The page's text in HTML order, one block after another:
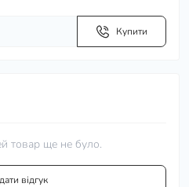
Купити
товар ще не було.
відгук